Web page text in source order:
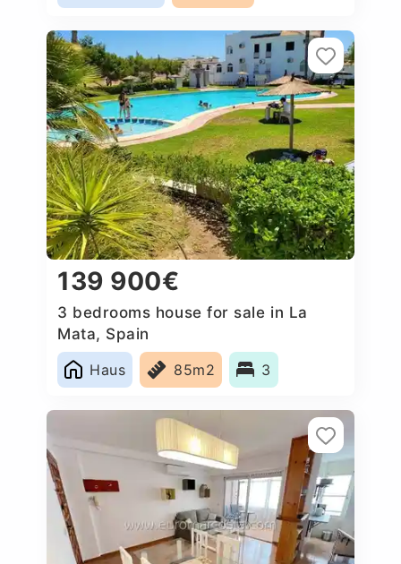
139 900€
3 bedrooms house for sale in La
Mata, Spain
Haus
85m2 3